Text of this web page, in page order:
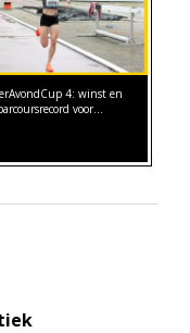
4: winst en
voor…